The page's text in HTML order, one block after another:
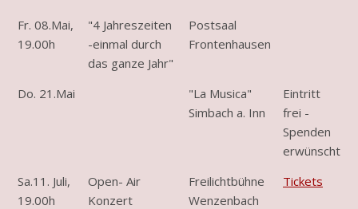
Fr. 08.Mai,
19.00h
"4 Jahreszeiten
-einmal durch
das ganze Jahr"
Postsaal
Frontenhausen
Do. 21.Mai
"La Musica"
Simbach a. Inn
Eintritt
frei -
Spenden
erwünscht
Sa.11. Juli,
19.00h
Open- Air
Konzert
Freilichtbühne
Wenzenbach
Tickets